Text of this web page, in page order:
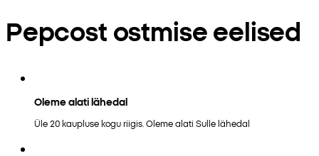
Pepcost ostmise eelised
Oleme alati lähedal
Üle 20 kaupluse kogu riigis. Oleme alati Sulle lähedal